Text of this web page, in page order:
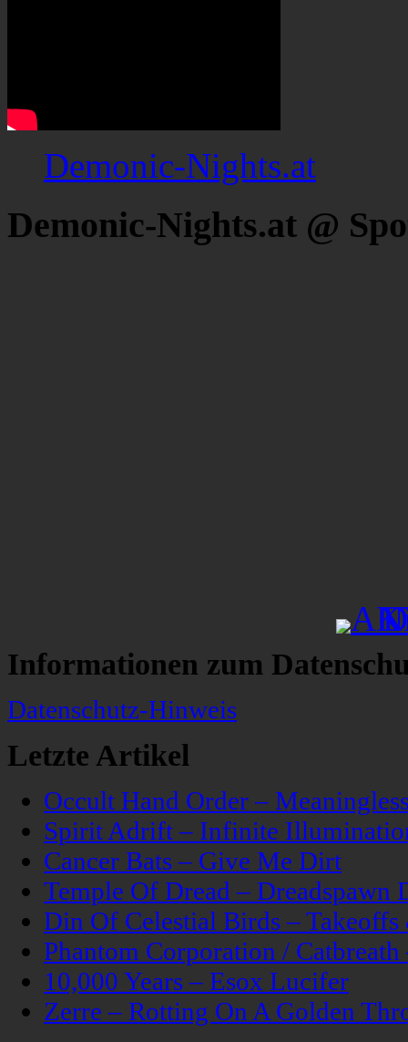
Demonic-Nights.at
Demonic-Nights.at @
Informationen zum
Datenschutz-Hinweis
Letzte Artikel
Occult Hand Order –
Spirit Adrift – Infinite
Cancer Bats – Give Me Dirt
Temple Of Dread – Dreadspawn
Din Of Celestial Birds –
Phantom Corporation /
10,000 Years – Esox Lucifer
Zerre – Rotting On A Golden